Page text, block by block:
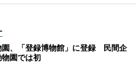
園、「登録博物館」に登録 民間企
園では初